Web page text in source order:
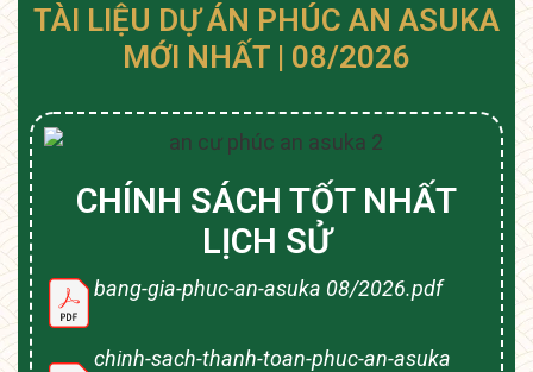
TÀI LIỆU DỰ ÁN PHÚC AN ASUKA
MỚI NHẤT | 08/2026
CHÍNH SÁCH TỐT NHẤT
LỊCH SỬ
bang-gia-phuc-an-asuka 08/2026.pdf
chinh-sach-thanh-toan-phuc-an-asuka